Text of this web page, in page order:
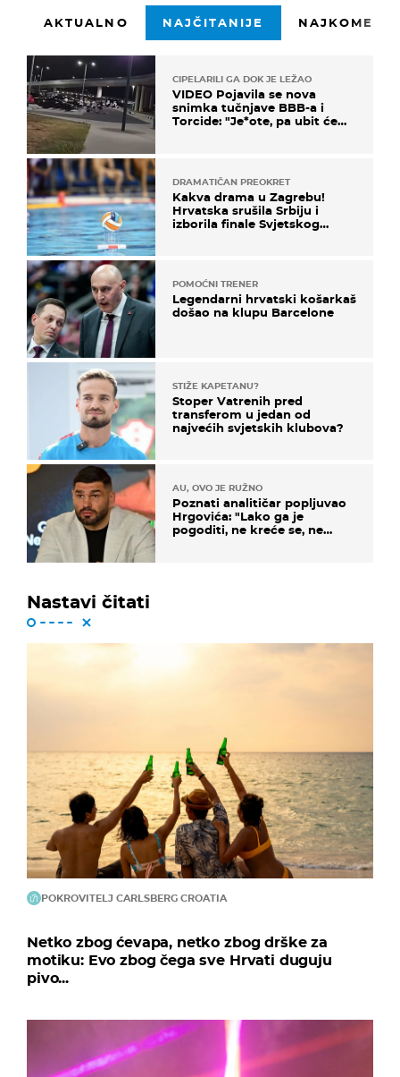
AKTUALNO NAJČITANIJE
CIPELARILI GA DOK JE LEŽAO
VIDEO Pojavila se nova
snimka tučnjave BBB-a i
Torcide: "Je*ote, pa ubit će
DRAMATIČAN PREOKRET
Kakva drama u Zagrebu!
Hrvatska srušila Srbiju i
izborila finale Svjetskog
POMOĆNI TRENER
Legendarni hrvatski košarkaš
došao na klupu Barcelone
STIŽE KAPETANU?
Stoper Vatrenih pred
transferom u jedan od
najvećih svjetskih klubova?
AU, OVO JE RUŽNO
Poznati analitičar popljuvao
Hrgovića: "Lako ga je
pogoditi, ne kreće se, ne
Nastavi čitati
POKROVITELJ CARLSBERG CROATIA
Netko zbog ćevapa, netko zbog drške za
motiku: Evo zbog čega sve Hrvati duguju
pivo...